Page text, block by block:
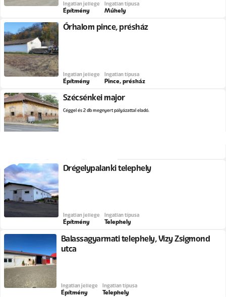
Ingatlan jellege
Építmény
Ingatlan típusa
Műhely
Őrhalom pince, présház
Ingatlan jellege
Építmény
Ingatlan típusa
Pince, présház
Szécsénkei major
Céggel és 2 db megnyert pályázattal eladó.
Drégelypalánki telephely
Ingatlan jellege
Építmény
Ingatlan típusa
Telephely
Balassagyarmati telephely, Vizy Zsigmond
utca
Ingatlan jellege
Építmény
Ingatlan típusa
Telephely